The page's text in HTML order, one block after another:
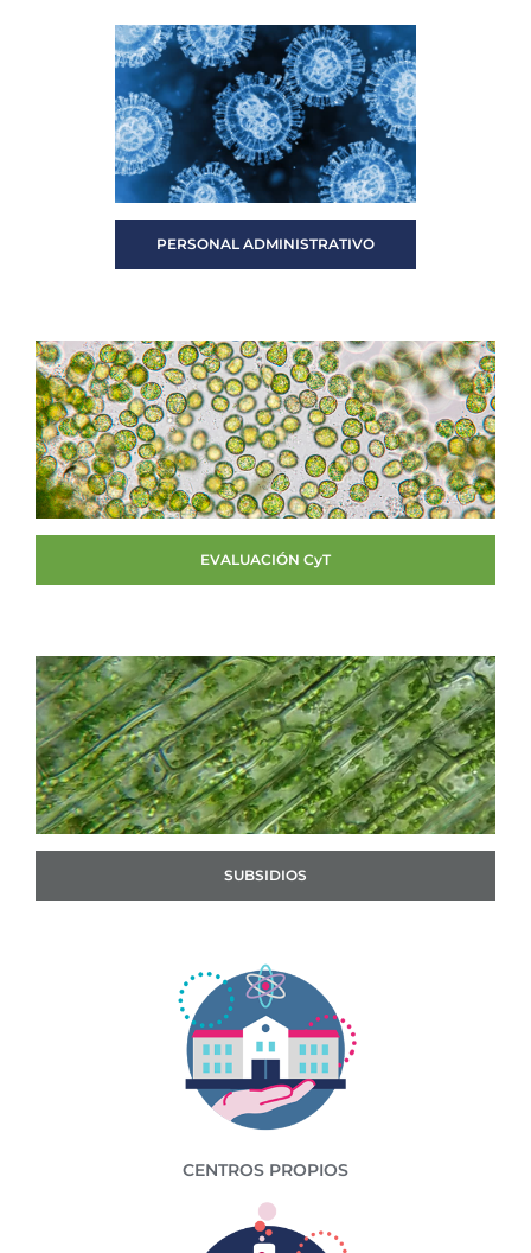
PERSONAL ADMINISTRATIVO
EVALUACIÓN CyT
SUBSIDIOS
CENTROS PROPIOS